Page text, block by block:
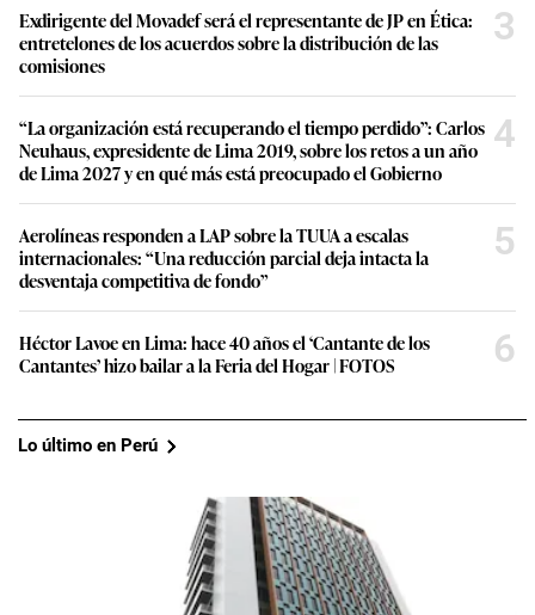
Exdirigente del Movadef será el representante de JP en Ética:
entretelones de los acuerdos sobre la distribución de las
comisiones
3
“La organización está recuperando el tiempo perdido”: Carlos
Neuhaus, expresidente de Lima 2019, sobre los retos a un año
de Lima 2027 y en qué más está preocupado el Gobierno
4
Aerolíneas responden a LAP sobre la TUUA a escalas
internacionales: “Una reducción parcial deja intacta la
desventaja competitiva de fondo”
5
Héctor Lavoe en Lima: hace 40 años el ‘Cantante de los
Cantantes’ hizo bailar a la Feria del Hogar | FOTOS
6
Lo último en Perú